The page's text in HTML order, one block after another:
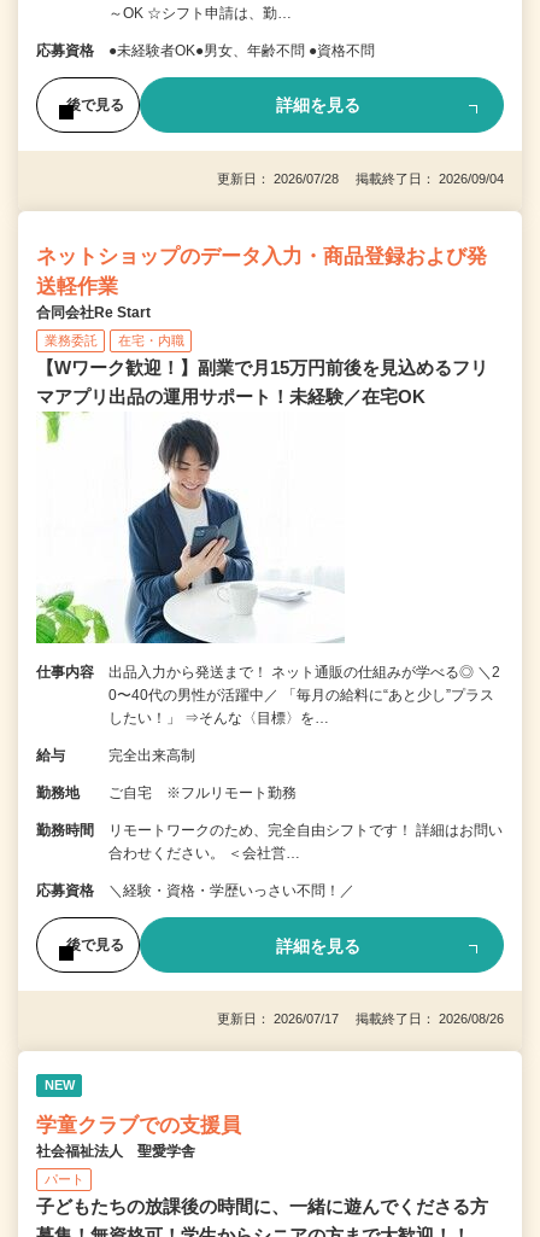
～OK ☆シフト申請は、勤…
応募資格 ●未経験者OK●男女、年齢不問 ●資格不問
後で見る 詳細を見る
更新日： 2026/07/28 掲載終了日： 2026/09/04
ネットショップのデータ入力・商品登録および発
送軽作業
合同会社Re Start
業務委託 在宅・内職
【Wワーク歓迎！】副業で月15万円前後を見込めるフリ
マアプリ出品の運用サポート！未経験／在宅OK
仕事内容
出品入力から発送まで！ ネット通販の仕組みが学べる◎ ＼2
0〜40代の男性が活躍中／ 「毎月の給料に“あと少し”プラス
したい！」 ⇒そんな〈目標〉を…
給与 完全出来高制
勤務地 ご自宅 ※フルリモート勤務
勤務時間
リモートワークのため、完全自由シフトです！ 詳細はお問い
合わせください。 ＜会社営…
応募資格 ＼経験・資格・学歴いっさい不問！／
後で見る 詳細を見る
更新日： 2026/07/17 掲載終了日： 2026/08/26
NEW
学童クラブでの支援員
社会福祉法人 聖愛学舎
パート
子どもたちの放課後の時間に、一緒に遊んでくださる方